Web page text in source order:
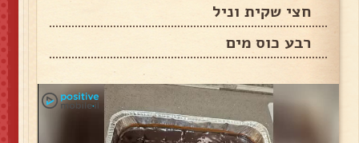
חצי שקית וניל
רבע כוס מים